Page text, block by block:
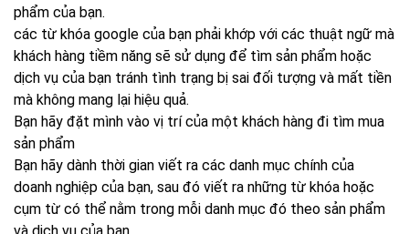
phẩm của bạn.
các từ khóa google của bạn phải khớp với các thuật ngữ mà
khách hàng tiềm năng sẽ sử dụng để tìm sản phẩm hoặc
dịch vụ của bạn tránh tình trạng bị sai đối tượng và mất tiền
mà không mang lại hiệu quả.
Bạn hãy đặt mình vào vị trí của một khách hàng đi tìm mua
sản phẩm
Bạn hãy dành thời gian viết ra các danh mục chính của
doanh nghiệp của bạn, sau đó viết ra những từ khóa hoặc
cụm từ có thể nằm trong mỗi danh mục đó theo sản phẩm